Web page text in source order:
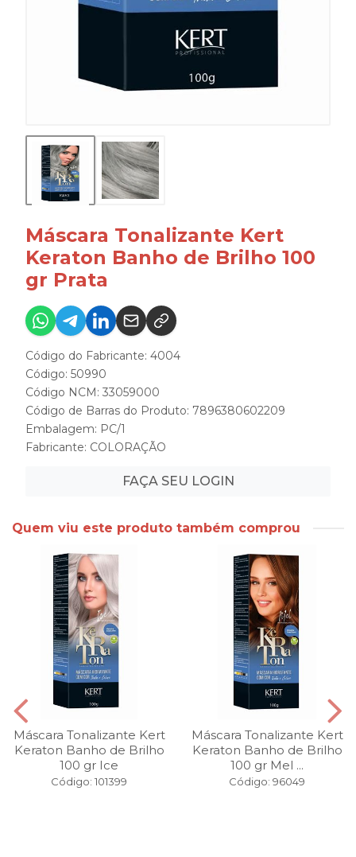
Máscara Tonalizante Kert
Keraton Banho de Brilho 100
gr Prata
Código do Fabricante: 4004
Código: 50990
Código NCM: 33059000
Código de Barras do Produto: 7896380602209
Embalagem: PC/1
Fabricante: COLORAÇÃO
FAÇA SEU LOGIN
Quem viu este produto também comprou
Máscara Tonalizante Kert
Keraton Banho de Brilho
100 gr Ice
Código: 101399
Máscara Tonalizante Kert
Keraton Banho de Brilho
100 gr Mel ...
Código: 96049